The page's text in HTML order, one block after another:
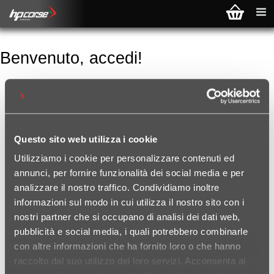
Questo sito web utilizza i cookie
Utilizziamo i cookie per personalizzare contenuti ed
annunci, per fornire funzionalità dei social media e per
analizzare il nostro traffico. Condividiamo inoltre
informazioni sul modo in cui utilizza il nostro sito con i
nostri partner che si occupano di analisi dei dati web,
pubblicità e social media, i quali potrebbero combinarle
con altre informazioni che ha fornito loro o che hanno
raccolto dal suo utilizzo dei loro servizi. Acconsenta ai
Benvenuto, accedi!
Registrandoti potrai acquistare
sullo stato degli ordini e rivedere la storia
CLIENTE GIÀ REGISTRATO
Nome utente: